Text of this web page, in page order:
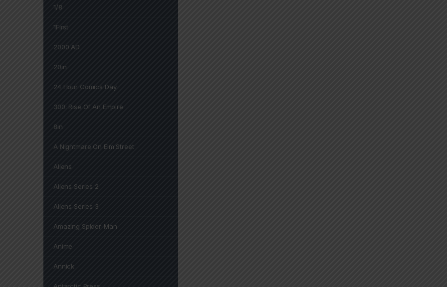
1/8
1First
2000 AD
20in
24 Hour Comics Day
300: Rise Of An Empire
8in
A Nightmare On Elm Street
Aliens
Aliens Series 2
Aliens Series 3
Amazing Spider-Man
Anime
Annick